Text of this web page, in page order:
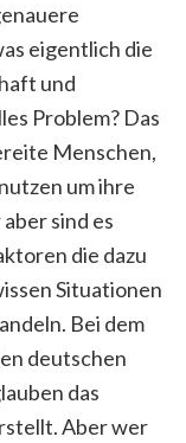
eigentlich die
und
Problem? Das
Menschen,
um ihre
aber sind es
die dazu
Situationen
Bei dem
deutschen
das
Aber wer